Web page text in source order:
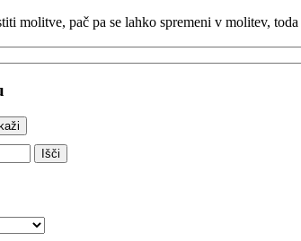
molitve, pač pa se lahko spremeni v molitev,